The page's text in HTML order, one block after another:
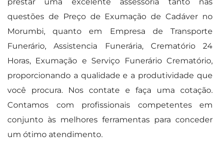
questões de Preço de Exumação de Cadáver no
Morumbi, quanto em Empresa de Transporte
Funerário, Assistencia Funerária, Crematório 24
Horas, Exumação e Serviço Funerário Crematório,
proporcionando a qualidade e a produtividade que
você procura. Nos contate e faça uma cotação.
Contamos com profissionais competentes em
conjunto às melhores ferramentas para conceder
um ótimo atendimento.